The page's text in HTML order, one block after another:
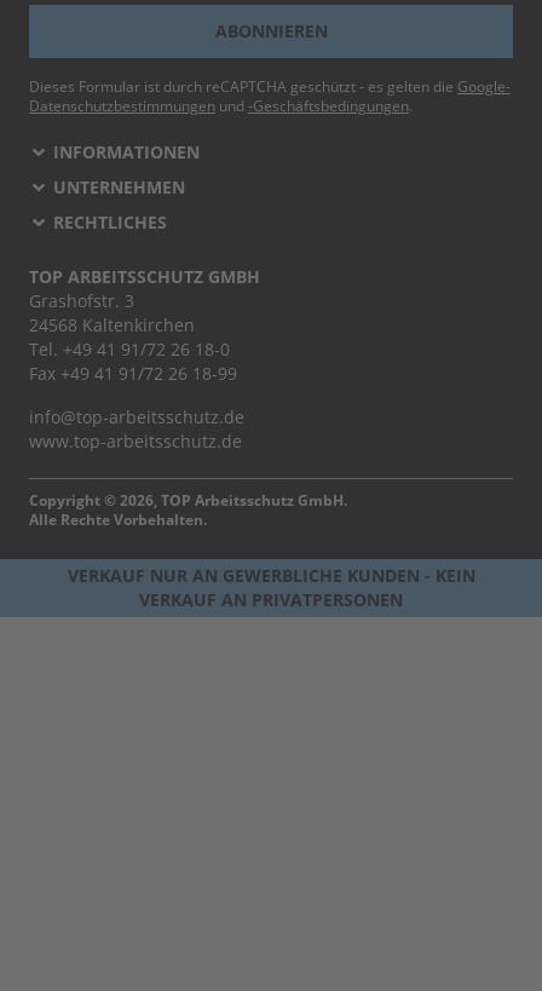
ABONNIEREN
Dieses Formular ist durch reCAPTCHA geschützt - es gelten die Google-
Datenschutzbestimmungen und -Geschäftsbedingungen.
INFORMATIONEN
UNTERNEHMEN
RECHTLICHES
TOP ARBEITSSCHUTZ GMBH
Grashofstr. 3
24568 Kaltenkirchen
Tel. +49 41 91/72 26 18-0
Fax +49 41 91/72 26 18-99
info@top-arbeitsschutz.de
www.top-arbeitsschutz.de
Copyright © 2026, TOP Arbeitsschutz GmbH.
Alle Rechte Vorbehalten.
VERKAUF NUR AN GEWERBLICHE KUNDEN - KEIN
VERKAUF AN PRIVATPERSONEN